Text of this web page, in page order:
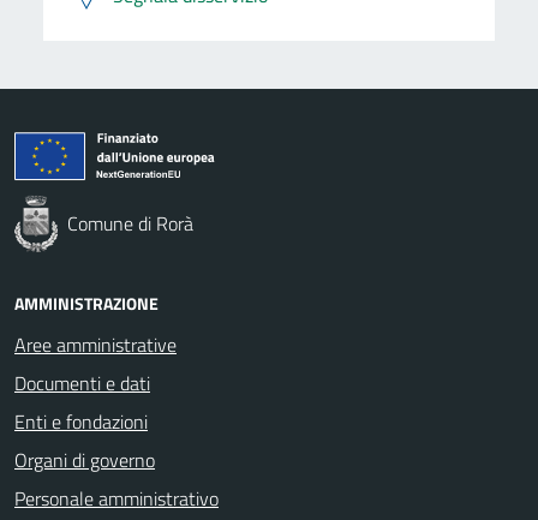
Comune di Rorà
AMMINISTRAZIONE
Aree amministrative
Documenti e dati
Enti e fondazioni
Organi di governo
Personale amministrativo